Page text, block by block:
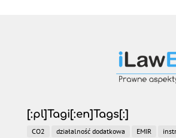
[:pl]Tagi[:en]Tags[:]
CO2 działalność dodatkowa EMIR